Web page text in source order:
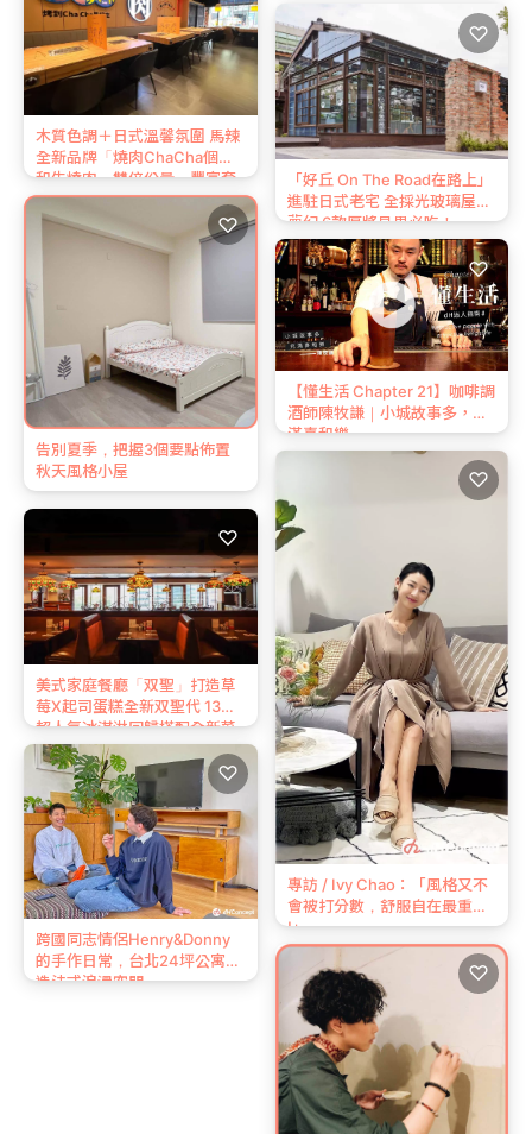
木質色調＋日式溫馨氛圍 馬辣
全新品牌「燒肉ChaCha個人
和牛燒肉」雙倍份量、豐富套
餐CP值超高！
「好丘 On The Road在路上」
進駐日式老宅 全採光玻璃屋超
夢幻 6款厚將貝果必吃！
♡
告別夏季，把握3個要點佈置
秋天風格小屋
♡
【懂生活 Chapter 21】咖啡調
酒師陳牧謙｜小城故事多，充
滿喜和樂
♡
美式家庭餐廳「双聖」打造草
莓X起司蛋糕全新双聖代 13款
超人氣冰淇淋回歸搭配全新菜
單必吃！
♡
專訪 / Ivy Chao：「風格又不
會被打分數，舒服自在最重要
!」
♡
跨國同志情侶Henry&Donny
的手作日常，台北24坪公寓打
造法式浪漫空間
♡
♡